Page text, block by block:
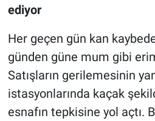
ediyor
Her geçen gün kan
günden güne mum gibi
Satışların gerilemesinin
istasyonlarında kaçak
esnafın tepkisine yol açtı.